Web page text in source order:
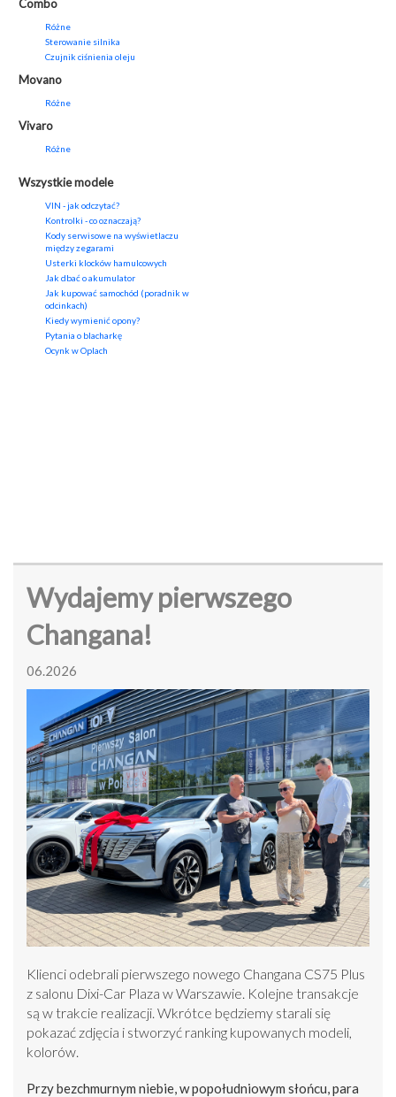
Combo
Różne
Sterowanie silnika
Czujnik ciśnienia oleju
Movano
Różne
Vivaro
Różne
Wszystkie modele
VIN - jak odczytać?
Kontrolki - co oznaczają?
Kody serwisowe na wyświetlaczu
między zegarami
Usterki klocków hamulcowych
Jak dbać o akumulator
Jak kupować samochód (poradnik w
odcinkach)
Kiedy wymienić opony?
Pytania o blacharkę
Ocynk w Oplach
Wydajemy pierwszego
Changana!
06.2026
Klienci odebrali pierwszego nowego Changana CS75 Plus
z salonu Dixi-Car Plaza w Warszawie. Kolejne transakcje
są w trakcie realizacji. Wkrótce będziemy starali się
pokazać zdjęcia i stworzyć ranking kupowanych modeli,
kolorów.
Przy bezchmurnym niebie, w popołudniowym słońcu, para